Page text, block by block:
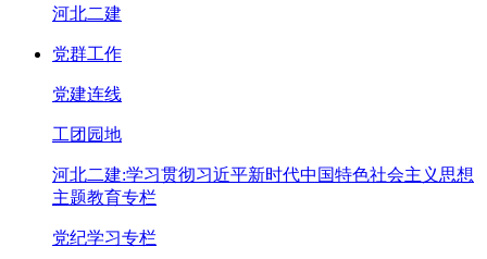
河北二建
党群工作
党建连线
工团园地
河北二建:学习贯彻习近平新时代中国特色社会主义思想
主题教育专栏
党纪学习专栏